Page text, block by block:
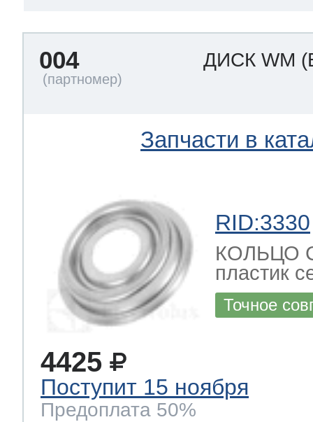
004 ДИСК WM
Запчасти в
RID:3330
КОЛЬЦО
пластик
Точное
4425
Поступит 15 ноября
Предоплата 50%